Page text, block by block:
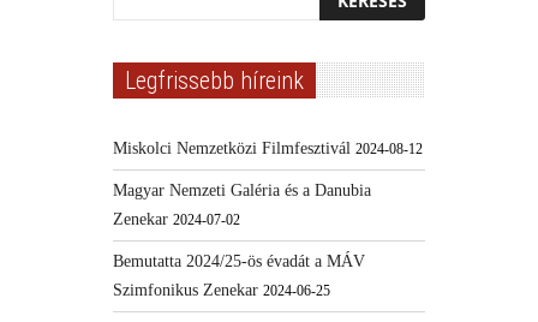
Legfrissebb híreink
Miskolci Nemzetközi Filmfesztivál 2024-08-12
Magyar Nemzeti Galéria és a Danubia
Zenekar 2024-07-02
Bemutatta 2024/25-ös évadát a MÁV
Szimfonikus Zenekar 2024-06-25